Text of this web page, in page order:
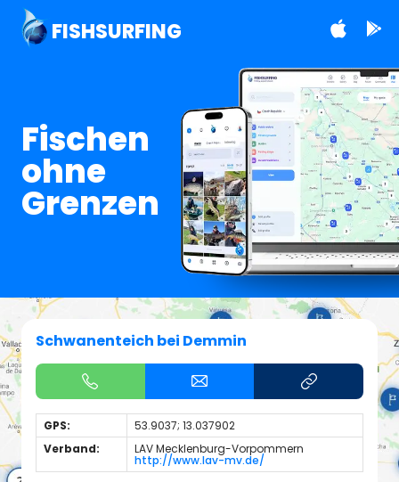
FISHSURFING
Fischen
ohne
Grenzen
Schwanenteich bei Demmin
GPS:
53.9037; 13.037902
Verband:
LAV Mecklenburg-Vorpommern
http://www.lav-mv.de/